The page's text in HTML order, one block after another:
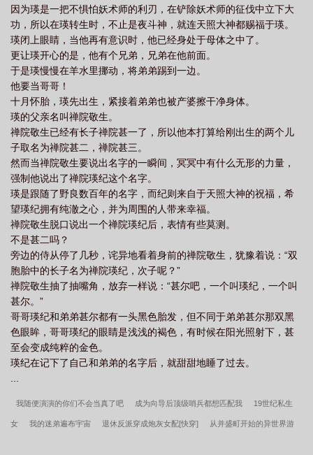
因为瑛是一把不惧怕妖术师的利刃，在铲除妖术师的征伐中立下大
功，所以在瑛转生时，不止是夜斗神，就连天照大神都赐福于瑛。
瑛闭上眼睛，当他再有意识时，他已经身处于母体之中了。
更让瑛开心的是，他有个兄弟，兄弟在他前面。
于是瑛慢慢在羊水里挪动，将弟弟踢到一边。
他要当哥哥！
十月怀胎，瑛先出生，紧接着弟弟也被产婆擦干净身体。
瑛的父亲名叫禅院敬生。
禅院敬生已经有长子禅院甚一了，所以他本打算给刚出生的两个儿
子取名为禅院甚二，禅院甚三。
然而当禅院敬生要说出名字的一瞬间，冥冥中有什么无形的力量，
强制他说出了禅院瑛纪这个名字。
瑛是跟随了野良数百年的名字，而纪则来自于天照大神的祝福，希
望瑛纪拥有纯澈之心，并为周围的人带来幸福。
禅院敬生脱口说出一个禅院瑛纪后，表情有些莫测。
不是甚二吗？
旁边的侍从停了几秒，诧异地看着身前的禅院敬生，犹豫着说：“双
胞胎中的长子名为禅院瑛纪，次子呢？”
禅院敬生抽了抽嘴角，放弃一样说：“甚尔吧，一个叫瑛纪，一个叫
甚尔。”
哥哥瑛纪和弟弟甚尔都有一头黑色胎发，但不同于弟弟甚尔那双黑
色眼眸，哥哥瑛纪的眼睛是浅浅的褐色，有时候在阳光照射下，甚
至会变成纯粹的金色。
瑛纪在记下了自己和弟弟的名字后，就甜甜地睡了过去。
我随便演演的你们不会当真了吧 成为向导后顶级哨兵都想匹配我 19世纪私生
女 我的迷弟遍布宇宙 退休反派穿成炮灰女配[快穿] 从并盛町开始的异世界游